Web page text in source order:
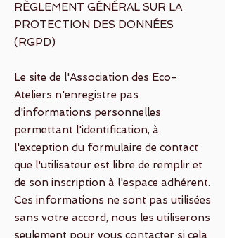
RÈGLEMENT GÉNÉRAL SUR LA
PROTECTION DES DONNÉES
(RGPD)
Le site de l'Association des Eco-
Ateliers n'enregistre pas
d'informations personnelles
permettant l'identification, à
l'exception du formulaire de contact
que l'utilisateur est libre de remplir et
de son inscription à l'espace adhérent.
Ces informations ne sont pas utilisées
sans votre accord, nous les utiliserons
seulement pour vous contacter si cela